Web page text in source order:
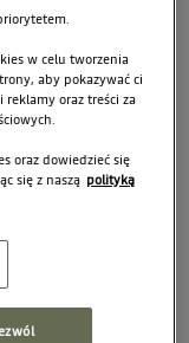
w celu tworzenia
aby pokazywać ci
oraz treści za
oraz dowiedzieć się
się z naszą polityką